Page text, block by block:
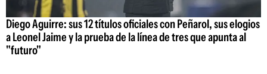
Diego Aguirre: sus 12 títulos oficiales con Peñarol, sus elogios
a Leonel Jaime y la prueba de la línea de tres que apunta al
"futuro"